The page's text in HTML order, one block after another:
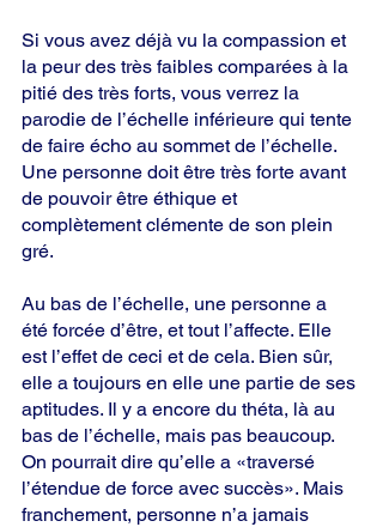
Si vous avez déjà vu la compassion et
la peur des très faibles comparées à la
pitié des très forts, vous verrez la
parodie de l’échelle inférieure qui tente
de faire écho au sommet de l’échelle.
Une personne doit être très forte avant
de pouvoir être éthique et
complètement clémente de son plein
gré.
Au bas de l’échelle, une personne a
été forcée d’être, et tout l’affecte. Elle
est l’effet de ceci et de cela. Bien sûr,
elle a toujours en elle une partie de ses
aptitudes. Il y a encore du théta, là au
bas de l’échelle, mais pas beaucoup.
On pourrait dire qu’elle a «traversé
l’étendue de force avec succès». Mais
franchement, personne n’a jamais